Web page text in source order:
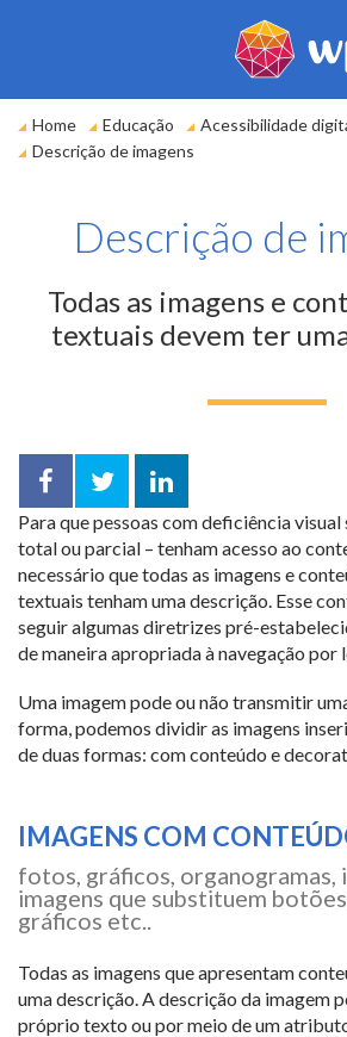
está
em:
Home Educação
Acessibilidade
Descrição de imagens
Descrição de
Todas as imagens e
textuais devem ter
Facebook
TwitterLinkedIn
compartilhar
Para que pessoas com deficiência visual
total ou parcial – tenham acesso ao
necessário que todas as imagens e
textuais tenham uma descrição. Esse
seguir algumas diretrizes pré-
de maneira apropriada à navegação por
Uma imagem pode ou não transmitir
forma, podemos dividir as imagens
de duas formas: com conteúdo e
IMAGENS COM
fotos, gráficos, organogramas,
imagens que substituem
gráficos etc..
Todas as imagens que apresentam
uma descrição. A descrição da imagem
próprio texto ou por meio de um